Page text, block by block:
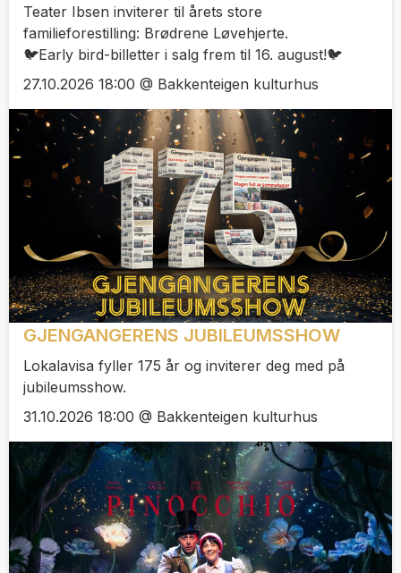
Teater Ibsen inviterer til årets store
familieforestilling: Brødrene Løvehjerte.
🐦️Early bird-billetter i salg frem til 16. august!🐦️
27.10.2026 18:00 @ Bakkenteigen kulturhus
GJENGANGERENS JUBILEUMSSHOW
Lokalavisa fyller 175 år og inviterer deg med på
jubileumsshow.
31.10.2026 18:00 @ Bakkenteigen kulturhus